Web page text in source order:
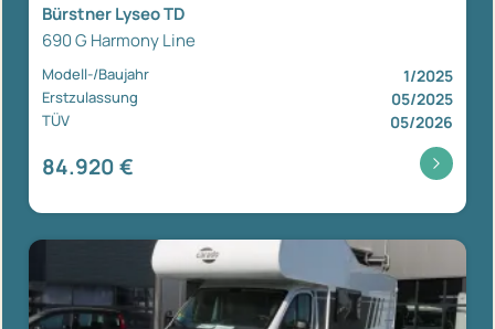
Bürstner Lyseo TD
690 G Harmony Line
Modell-/Baujahr 1/2025
Erstzulassung 05/2025
TÜV 05/2026
84.920 €